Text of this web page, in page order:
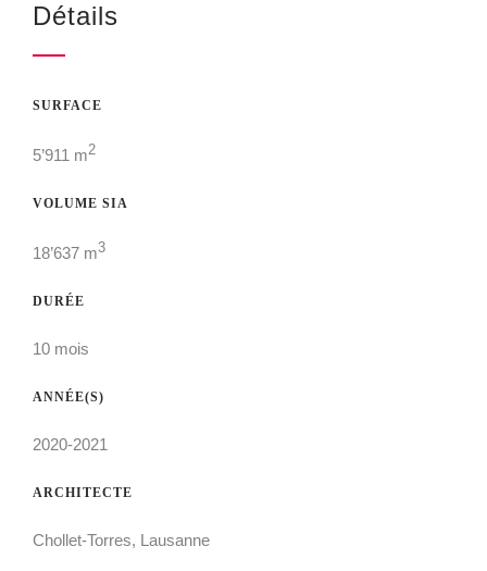
Détails
SURFACE
5’911 m2
VOLUME SIA
18’637 m3
DURÉE
10 mois
ANNÉE(S)
2020-2021
ARCHITECTE
Chollet-Torres, Lausanne